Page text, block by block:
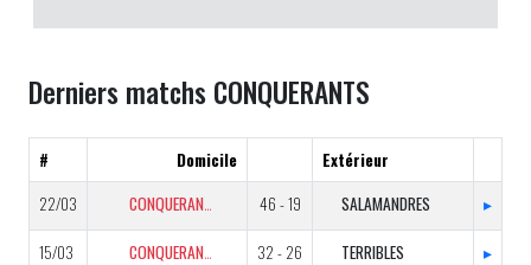
Derniers matchs CONQUERANTS
# Domicile
Extérieur
22/03
CONQUERANTS 46 - 19 SALAMANDRES ▸
15/03 CONQUERANTS 32 - 26 TERRIBLES ▸